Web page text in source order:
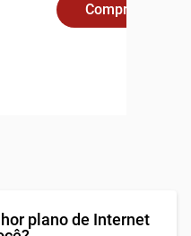
Compre Online
plano de Internet